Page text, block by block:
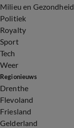
Milieu en Gezondheid
Politiek
Royalty
Sport
Tech
Weer
Regionieuws
Drenthe
Flevoland
Friesland
Gelderland